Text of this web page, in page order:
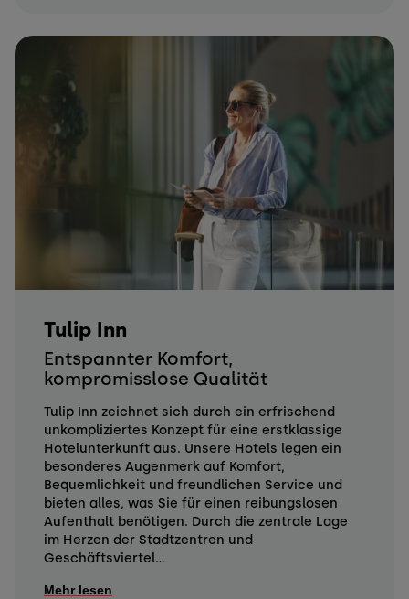
Tulip Inn
Entspannter Komfort,
kompromisslose Qualität
Tulip Inn zeichnet sich durch ein erfrischend
unkompliziertes Konzept für eine erstklassige
Hotelunterkunft aus. Unsere Hotels legen ein
besonderes Augenmerk auf Komfort,
Bequemlichkeit und freundlichen Service und
bieten alles, was Sie für einen reibungslosen
Aufenthalt benötigen. Durch die zentrale Lage
im Herzen der Stadtzentren und
Geschäftsviertel...
Mehr lesen